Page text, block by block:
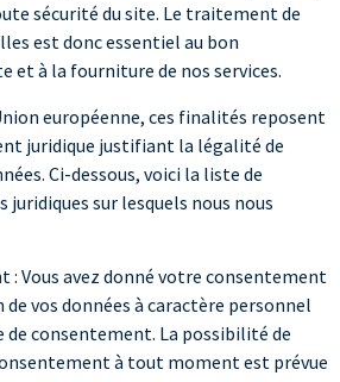
sécurité du site. Le traitement de
est donc essentiel au bon
et à la fourniture de nos services.
européenne, ces finalités reposent
juridique justifiant la légalité de
Ci-dessous, voici la liste de
sur lesquels nous nous
: Vous avez donné votre consentement
vos données à caractère personnel
de consentement. La possibilité de
à tout moment est prévue